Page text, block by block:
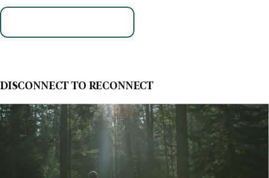
DISCONNECT TO RECONNECT